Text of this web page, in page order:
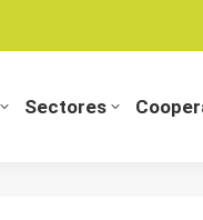
Sectores